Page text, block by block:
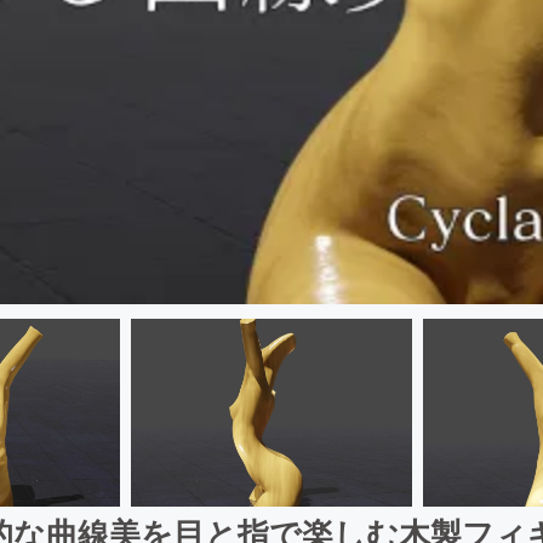
な曲線美を目と指で楽しむ木製フィ